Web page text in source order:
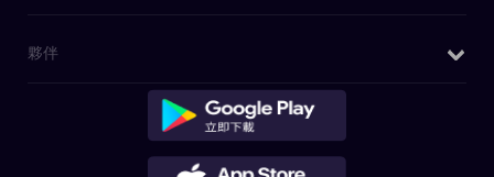
Huawei VPN
Chromebook VPN
DD-WRT應用程式
私人瀏覽
PureVPN評論
客戶支援
夥伴